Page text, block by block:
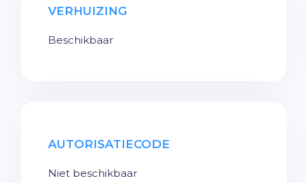
VERHUIZING
Beschikbaar
AUTORISATIECODE
Niet beschikbaar